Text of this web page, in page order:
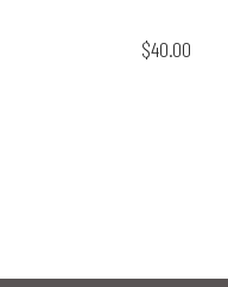
$40.00